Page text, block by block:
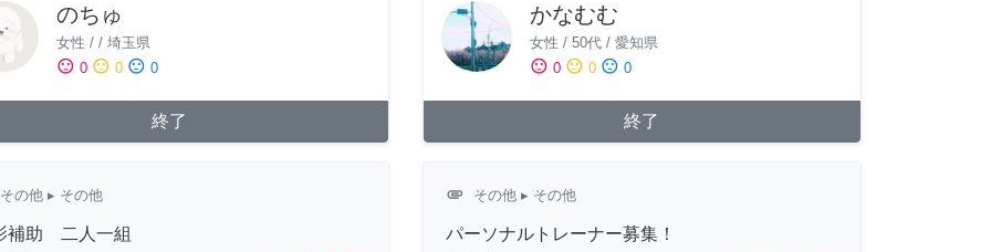
のちゅ
女性 / / 埼玉県
sentiment_satisfied 0 sentiment_neutral 0 sentiment_dissatisfied 0
終了
かなむむ
女性 / 50代/ 愛知県
sentiment_satisfied 0 sentiment_neutral 0 sentiment_dissatisfied 0
終了
その他 ▸ その他
補助 二人一組
attachment その他▸ その他
パーソナルトレーナー募集！